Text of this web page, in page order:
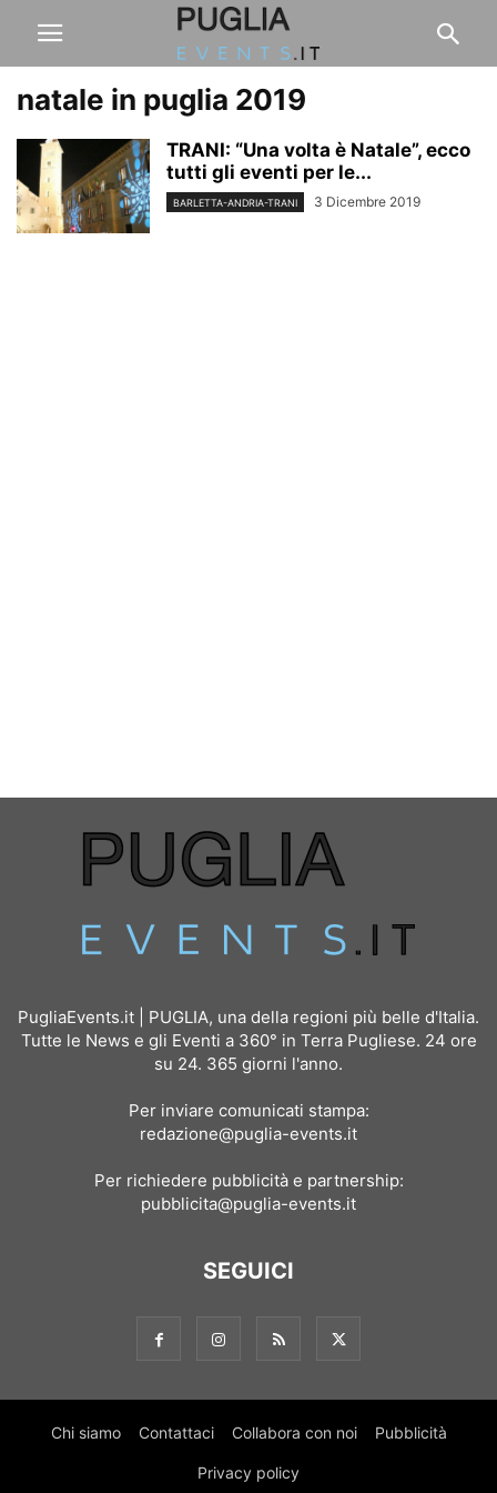
natale in puglia 2019
TRANI: “Una volta è Natale”, ecco
tutti gli eventi per le...
BARLETTA-ANDRIA-TRANI 3 Dicembre 2019
PugliaEvents.it | PUGLIA, una della regioni più belle d'Italia.
Tutte le News e gli Eventi a 360° in Terra Pugliese. 24 ore
su 24. 365 giorni l'anno.
Per inviare comunicati stampa:
redazione@puglia-events.it
Per richiedere pubblicità e partnership:
pubblicita@puglia-events.it
SEGUICI
Chi siamo Contattaci Collabora con noi Pubblicità
Privacy policy